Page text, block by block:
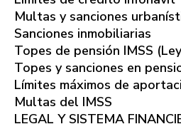
Multas y sanciones
Sanciones inmobiliarias
Topes de pensión IMSS
Topes y sanciones en
Límites máximos de
Multas del IMSS
LEGAL Y SISTEMA